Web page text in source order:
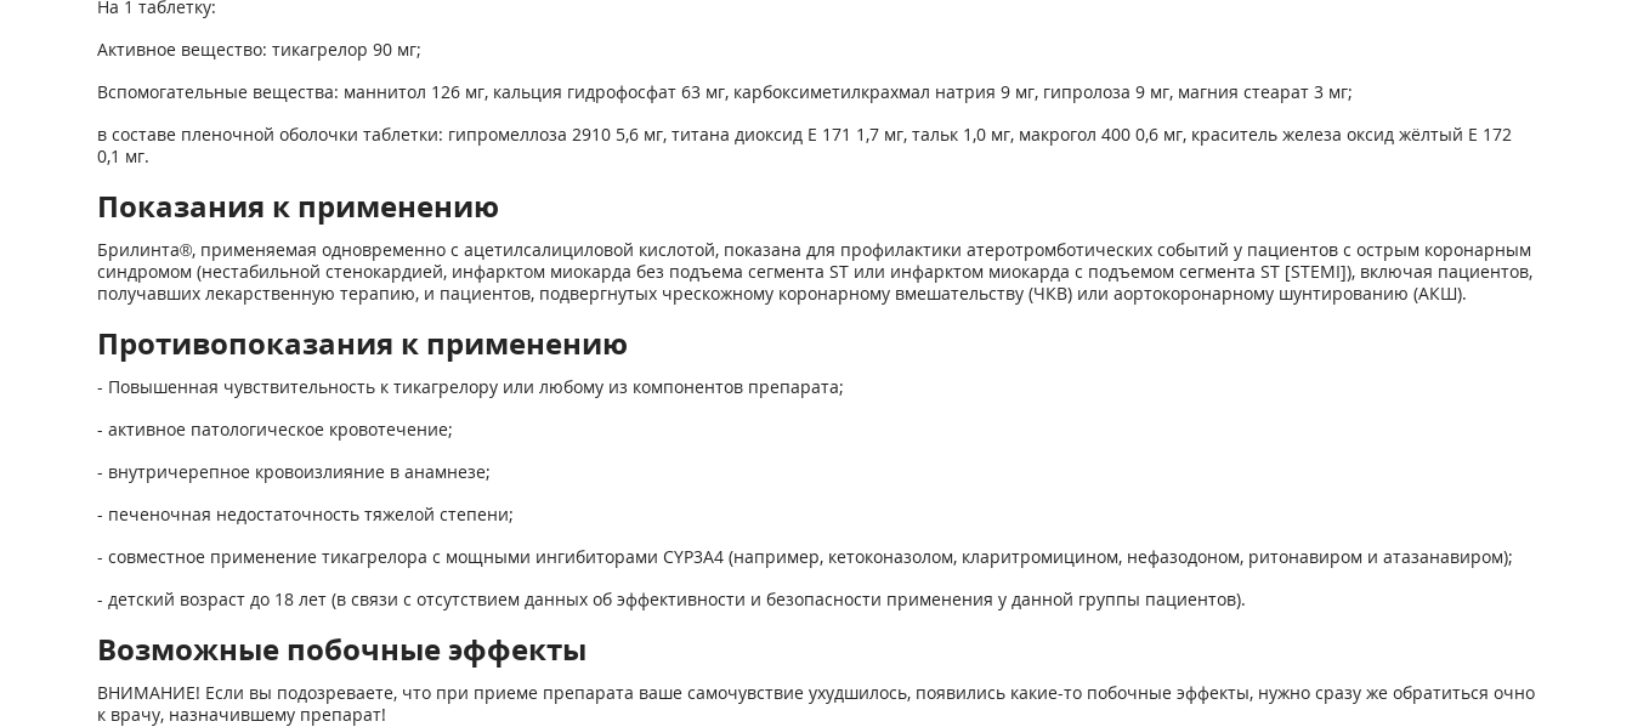
На 1 таблетку:
Активное вещество: тикагрелор 90 мг;
Вспомогательные вещества: маннитол 126 мг, кальция гидрофосфат 63 мг, карбоксиметилкрахмал натрия 9 мг, гипролоза 9 мг, магния стеарат 3 мг;
в составе пленочной оболочки таблетки: гипромеллоза 2910 5,6 мг, титана диоксид Е 171 1,7 мг, тальк 1,0 мг, макрогол 400 0,6 мг, краситель железа оксид жёлтый Е 172
0,1 мг.
Показания к применению
Брилинта®, применяемая одновременно с ацетилсалициловой кислотой, показана для профилактики атеротромботических событий у пациентов с острым коронарным
синдромом (нестабильной стенокардией, инфарктом миокарда без подъема сегмента ST или инфарктом миокарда с подъемом сегмента ST [STEMI]), включая пациентов,
получавших лекарственную терапию, и пациентов, подвергнутых чрескожному коронарному вмешательству (ЧКВ) или аортокоронарному шунтированию (АКШ).
Противопоказания к применению
- Повышенная чувствительность к тикагрелору или любому из компонентов препарата;
- активное патологическое кровотечение;
- внутричерепное кровоизлияние в анамнезе;
- печеночная недостаточность тяжелой степени;
- совместное применение тикагрелора с мощными ингибиторами CYP3A4 (например, кетоконазолом, кларитромицином, нефазодоном, ритонавиром и атазанавиром);
- детский возраст до 18 лет (в связи с отсутствием данных об эффективности и безопасности применения у данной группы пациентов).
Возможные побочные эффекты
ВНИМАНИЕ! Если вы подозреваете, что при приеме препарата ваше самочувствие ухудшилось, появились какие-то побочные эффекты, нужно сразу же обратиться очно
к врачу, назначившему препарат!